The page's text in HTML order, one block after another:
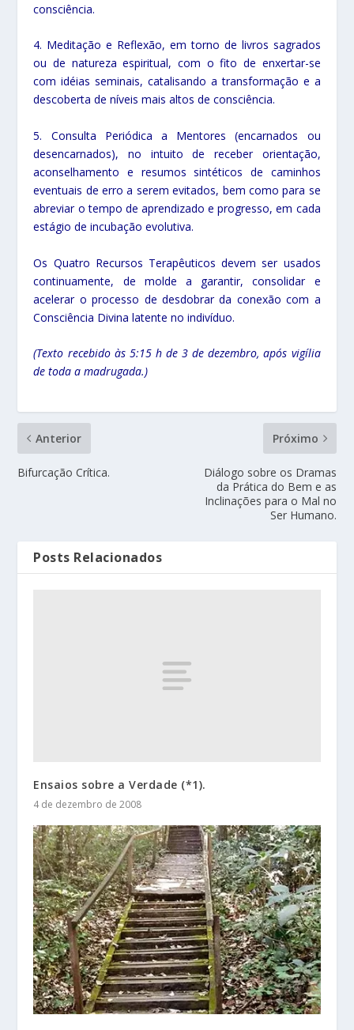
consciência.
4. Meditação e Reflexão, em torno de livros sagrados
ou de natureza espiritual, com o fito de enxertar-se
com idéias seminais, catalisando a transformação e a
descoberta de níveis mais altos de consciência.
5. Consulta Periódica a Mentores (encarnados ou
desencarnados), no intuito de receber orientação,
aconselhamento e resumos sintéticos de caminhos
eventuais de erro a serem evitados, bem como para se
abreviar o tempo de aprendizado e progresso, em cada
estágio de incubação evolutiva.
Os Quatro Recursos Terapêuticos devem ser usados
continuamente, de molde a garantir, consolidar e
acelerar o processo de desdobrar da conexão com a
Consciência Divina latente no indivíduo.
(Texto recebido às 5:15 h de 3 de dezembro, após vigília
de toda a madrugada.)
Anterior
Bifurcação Crítica.
Próximo
Diálogo sobre os Dramas
da Prática do Bem e as
Inclinações para o Mal no
Ser Humano.
Posts Relacionados
Ensaios sobre a Verdade (*1).
4 de dezembro de 2008